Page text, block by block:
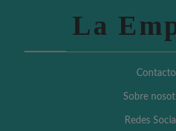
La
Contacto
Sobre
Redes